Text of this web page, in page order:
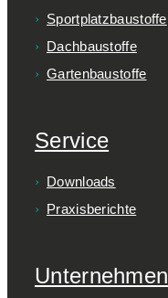
Sportplatzbaustoffe
Dachbaustoffe
Gartenbaustoffe
Service
Downloads
Praxisberichte
Unternehmen